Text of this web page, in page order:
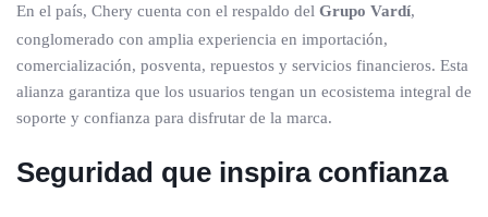
En el país, Chery cuenta con el respaldo del Grupo Vardí,
conglomerado con amplia experiencia en importación,
comercialización, posventa, repuestos y servicios financieros. Esta
alianza garantiza que los usuarios tengan un ecosistema integral de
soporte y confianza para disfrutar de la marca.
Seguridad que inspira confianza